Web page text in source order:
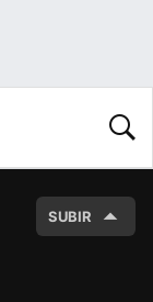
SUBIR